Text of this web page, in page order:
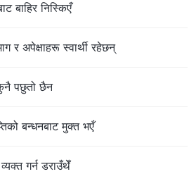
बाहिर निस्किएँ
र अपेक्षाहरू स्वार्थी रहेछन्
पछुतो छैन
बन्धनबाट मुक्त भएँ
गर्न डराउँथेँ